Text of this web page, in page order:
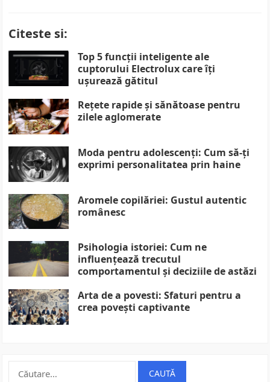
Citeste si:
Top 5 funcții inteligente ale
cuptorului Electrolux care îți
ușurează gătitul
Rețete rapide și sănătoase pentru
zilele aglomerate
Moda pentru adolescenți: Cum să-ți
exprimi personalitatea prin haine
Aromele copilăriei: Gustul autentic
românesc
Psihologia istoriei: Cum ne
influențează trecutul
comportamentul și deciziile de astăzi
Arta de a povesti: Sfaturi pentru a
crea povești captivante
Caută